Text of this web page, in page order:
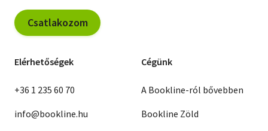
Csatlakozom
Elérhetőségek
+36 1 235 60 70
info@bookline.hu
Cégünk
A Bookline-ról bővebben
Bookline Zöld